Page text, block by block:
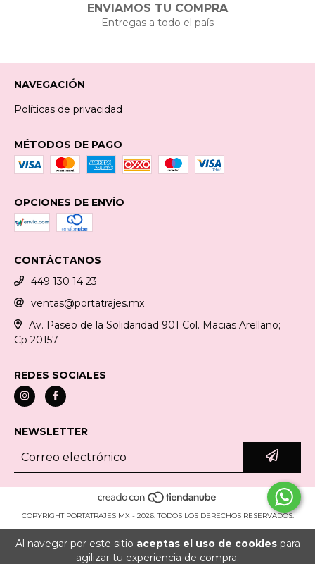
Al navegar por este sitio aceptas el uso de cookiespara
agilizar tu experiencia de compra.
ENVIAMOS TU COMPRA
Entregas a todo el país
NAVEGACIÓN
Políticas de privacidad
MÉTODOS DE PAGO
OPCIONES DE ENVÍO
CONTÁCTANOS
449 130 14 23
ventas@portatrajes.mx
Av. Paseo de la Solidaridad 901 Col. Macias Arellano;
Cp 20157
REDES SOCIALES
NEWSLETTER
COPYRIGHT PORTATRAJES MX - 2026. TODOS LOS DERECHOS RESERVADOS.